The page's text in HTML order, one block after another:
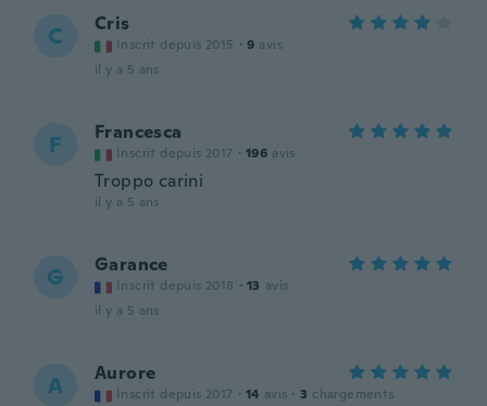
C Cris
Inscrit depuis 2015 · 9 avis
il y a 5 ans
F Francesca
Inscrit depuis 2017 · 196 avis
Troppo carini
il y a 5 ans
G Garance
Inscrit depuis 2018 · 13 avis
il y a 5 ans
A Aurore
Inscrit depuis 2017 · 14 avis · 3 chargements